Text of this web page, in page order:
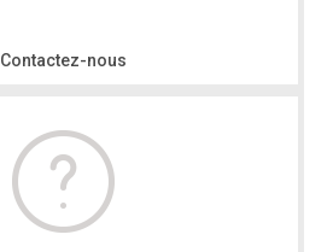
Contactez-nous